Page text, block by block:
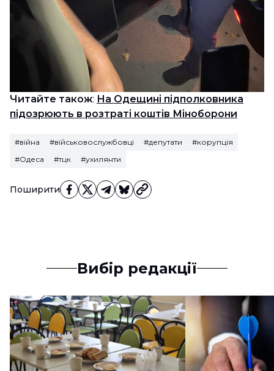
Поширити
Читайте також: На Одещині підполковника
підозрюють в розтраті коштів Міноборони
#війна #військовослужбовці #депутати
#корупція
#Одеса
#тцк #ухилянти
Вибір редакції